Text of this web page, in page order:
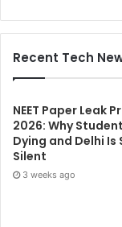
Recent Tech
NEET Paper Leak
2026: Why
Dying and Delhi Is
Silent
3 weeks ago